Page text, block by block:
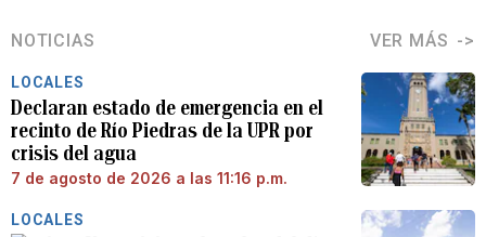
NOTICIAS VER MÁS
LOCALES
Declaran estado de emergencia en el
recinto de Río Piedras de la UPR por
crisis del agua
7 de agosto de 2026 a las 11:16 p.m.
LOCALES